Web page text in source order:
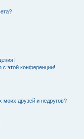
с этой конференции!
моих друзей и недругов?